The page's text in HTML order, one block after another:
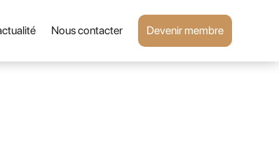
Nous contacter Devenir membre